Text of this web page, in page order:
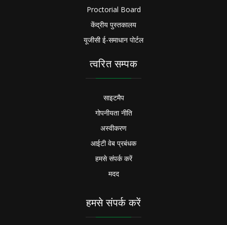
Proctorial Board
केंद्रीय पुस्तकालय
यूजीसी ई-समाधान पोर्टल
त्वरित सम्पक
साइटमैप
गोपनीयता नीति
अस्वीकरण
आईटी वेब प्रबंधक
हमसे संपर्क करें
मदद
हमसे संपर्क करें